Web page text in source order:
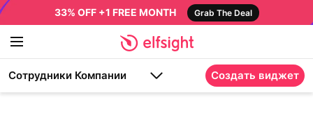
33% OFF +1 FREE MONTH Grab The Deal
Сотрудники Компании Создать виджет